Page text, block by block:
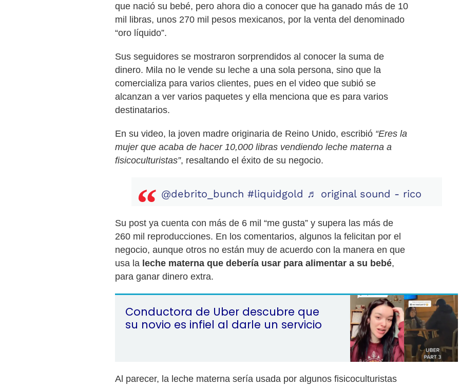
que nació su bebé, pero ahora dio a conocer que ha ganado más de 10
mil libras, unos 270 mil pesos mexicanos, por la venta del denominado
“oro líquido”.
Sus seguidores se mostraron sorprendidos al conocer la suma de
dinero. Mila no le vende su leche a una sola persona, sino que la
comercializa para varios clientes, pues en el video que subió se
alcanzan a ver varios paquetes y ella menciona que es para varios
destinatarios.
En su video, la joven madre originaria de Reino Unido, escribió “Eres la
mujer que acaba de hacer 10,000 libras vendiendo leche materna a
fisicoculturistas”, resaltando el éxito de su negocio.
@debrito_bunch #liquidgold ♬ original sound - rico
Su post ya cuenta con más de 6 mil “me gusta” y supera las más de
260 mil reproducciones. En los comentarios, algunos la felicitan por el
negocio, aunque otros no están muy de acuerdo con la manera en que
usa la leche materna que debería usar para alimentar a su bebé,
para ganar dinero extra.
Conductora de Uber descubre que
su novio es infiel al darle un servicio
Al parecer, la leche materna sería usada por algunos fisicoculturistas